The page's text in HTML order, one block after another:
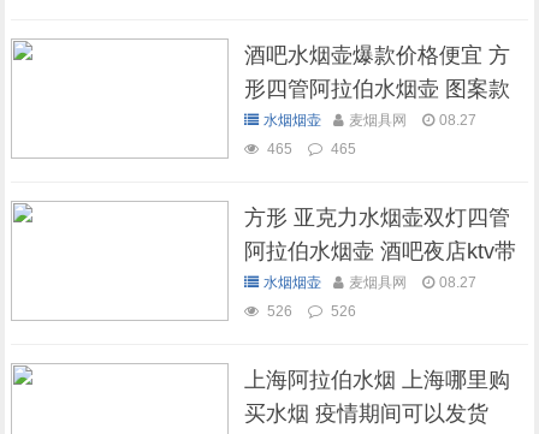
酒吧水烟壶爆款价格便宜 方
形四管阿拉伯水烟壶 图案款
水烟烟壶 麦烟具网
08.27
465
465
方形 亚克力水烟壶双灯四管
阿拉伯水烟壶 酒吧夜店ktv带
灯水烟壶
水烟烟壶 麦烟具网
08.27
526
526
上海阿拉伯水烟 上海哪里购
买水烟 疫情期间可以发货